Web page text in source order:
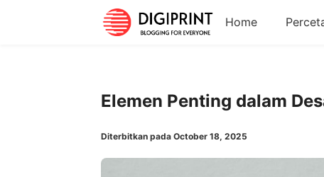
Home
Elemen Penting dalam
Diterbitkan pada October 18, 2025